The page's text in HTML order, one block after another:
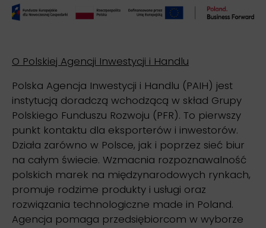
O Polskiej Agencji Inwestycji i Handlu
Polska Agencja Inwestycji i Handlu (PAIH) jest
instytucją doradczą wchodzącą w skład Grupy
Polskiego Funduszu Rozwoju (PFR). To pierwszy
punkt kontaktu dla eksporterów i inwestorów.
Działa zarówno w Polsce, jak i poprzez sieć biur
na całym świecie. Wzmacnia rozpoznawalność
polskich marek na międzynarodowych rynkach,
promuje rodzime produkty i usługi oraz
rozwiązania technologiczne made in Poland.
Agencja pomaga przedsiębiorcom w wyborze